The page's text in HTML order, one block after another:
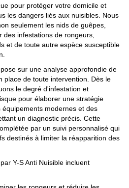
pour protéger votre domicile et
les dangers liés aux nuisibles. Nous
seulement les nids de guêpes,
des infestations de rongeurs,
et de toute autre espèce susceptible
sur une analyse approfondie de
place de toute intervention. Dès le
le degré d'infestation et
pour élaborer une stratégie
modernes et des
un diagnostic précis. Cette
par un suivi personnalisé qui
destinés à limiter la réapparition des
Y-S Anti Nuisible incluent